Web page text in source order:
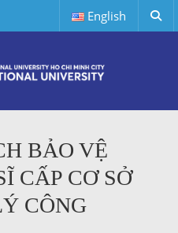
English
BẢO VỆ
CẤP CƠ SỞ
CÔNG